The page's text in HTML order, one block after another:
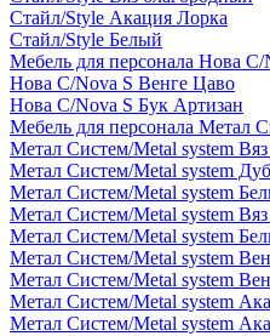
Стайл/Style Акация Лорка
Стайл/Style Белый
Мебель для персонала Нова С/
Нова С/Nova S Венге Цаво
Нова С/Nova S Бук Артизан
Мебель для персонала Метал
Метал Систем/Metal system
Метал Систем/Metal system
Метал Систем/Metal system
Метал Систем/Metal system
Метал Систем/Metal system
Метал Систем/Metal system
Метал Систем/Metal system
Метал Систем/Metal system
Метал Систем/Metal system